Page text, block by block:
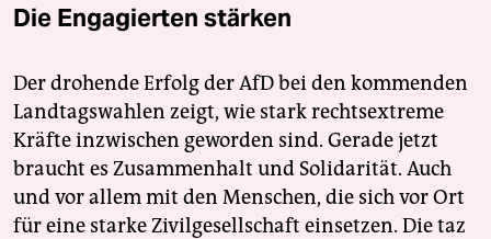
Die Engagierten stärken
Der drohende Erfolg der AfD bei den kommenden
Landtagswahlen zeigt, wie stark rechtsextreme
Kräfte inzwischen geworden sind. Gerade jetzt
braucht es Zusammenhalt und Solidarität. Auch
und vor allem mit den Menschen, die sich vor Ort
für eine starke Zivilgesellschaft einsetzen. Die taz